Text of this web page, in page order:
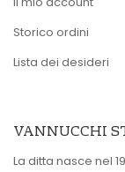
Storico ordini
Lista dei desideri
VANNUCCHI
La ditta nasce nel